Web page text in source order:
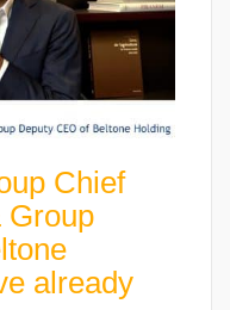
Chief
Group
already